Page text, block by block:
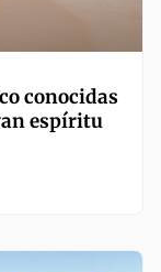
conocidas
espíritu